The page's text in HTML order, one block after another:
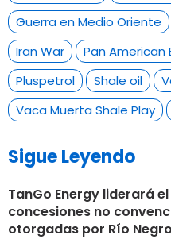
Guerra en Medio Oriente
Iran War
Pan American
Pluspetrol
Shale oil
Vaca Muerta Shale Play
Sigue Leyendo
TanGo Energy liderará
concesiones no
otorgadas por Río Negro